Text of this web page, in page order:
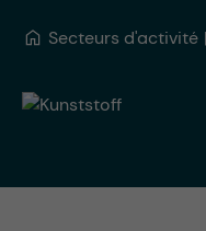
Secteurs d'activité